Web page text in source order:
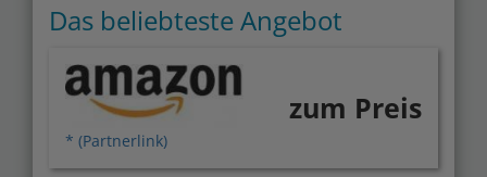
Das beliebteste Angebot
* (Partnerlink)
zum Preis